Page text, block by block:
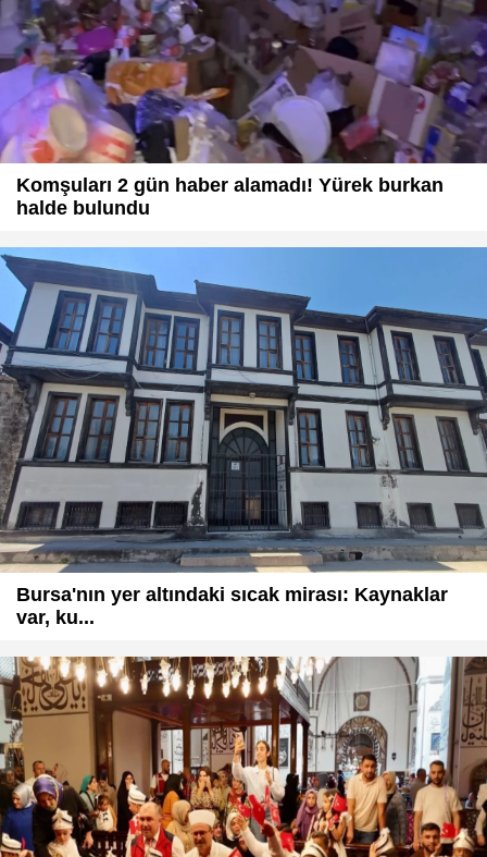
Komşuları 2 gün haber alamadı! Yürek burkan
halde bulundu
Bursa'nın yer altındaki sıcak mirası: Kaynaklar
var, ku...